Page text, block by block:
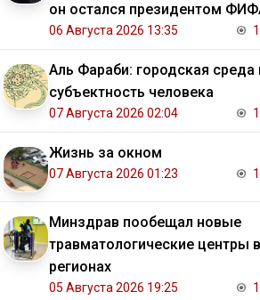
он остался президентом
06 Августа 2026 13:35
Аль Фараби: городская среда
субъектность человека
07 Августа 2026 02:04
Жизнь за окном
07 Августа 2026 01:23
Минздрав пообещал новые
травматологические центры в
регионах
05 Августа 2026 19:25